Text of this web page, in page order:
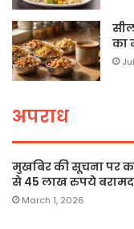
का
अपराध
मुखबिर की सूचना पर
से 45 लाख रुपये बरामद
March 1, 2026